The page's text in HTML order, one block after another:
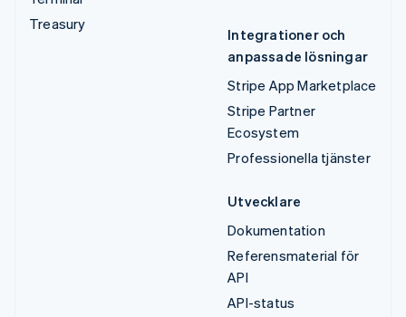
Treasury
Integrationer och
anpassade lösningar
Stripe App Marketplace
Stripe Partner
Ecosystem
Professionella tjänster
Utvecklare
Dokumentation
Referensmaterial för
API
API-status